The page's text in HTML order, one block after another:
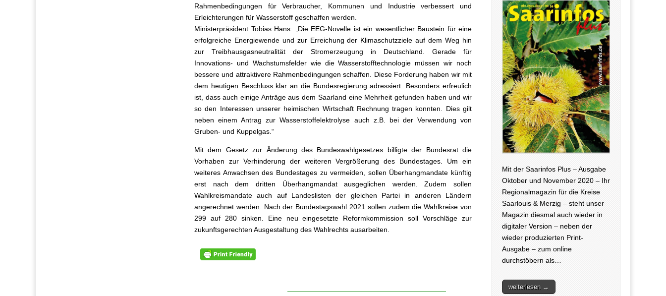
Rahmenbedingungen für Verbraucher, Kommunen und Industrie verbessert und
Erleichterungen für Wasserstoff geschaffen werden.
Ministerpräsident Tobias Hans: „Die EEG-Novelle ist ein wesentlicher Baustein für eine
erfolgreiche Energiewende und zur Erreichung der Klimaschutzziele auf dem Weg hin
zur Treibhausgasneutralität der Stromerzeugung in Deutschland. Gerade für
Innovations- und Wachstumsfelder wie die Wasserstofftechnologie müssen wir noch
bessere und attraktivere Rahmenbedingungen schaffen. Diese Forderung haben wir mit
dem heutigen Beschluss klar an die Bundesregierung adressiert. Besonders erfreulich
ist, dass auch einige Anträge aus dem Saarland eine Mehrheit gefunden haben und wir
so den Interessen unserer heimischen Wirtschaft Rechnung tragen konnten. Dies gilt
neben einem Antrag zur Wasserstoffelektrolyse auch z.B. bei der Verwendung von
Gruben- und Kuppelgas.“
Mit dem Gesetz zur Änderung des Bundeswahlgesetzes billigte der Bundesrat die
Vorhaben zur Verhinderung der weiteren Vergrößerung des Bundestages. Um ein
weiteres Anwachsen des Bundestages zu vermeiden, sollen Überhangmandate künftig
erst nach dem dritten Überhangmandat ausgeglichen werden. Zudem sollen
Wahlkreismandate auch auf Landeslisten der gleichen Partei in anderen Ländern
angerechnet werden. Nach der Bundestagswahl 2021 sollen zudem die Wahlkreise von
299 auf 280 sinken. Eine neu eingesetzte Reformkommission soll Vorschläge zur
zukunftsgerechten Ausgestaltung des Wahlrechts ausarbeiten.
Mit der Saarinfos Plus – Ausgabe
Oktober und November 2020 – Ihr
Regionalmagazin für die Kreise
Saarlouis & Merzig – steht unser
Magazin diesmal auch wieder in
digitaler Version – neben der
wieder produzierten Print-
Ausgabe – zum online
durchstöbern als…
weiterlesen →